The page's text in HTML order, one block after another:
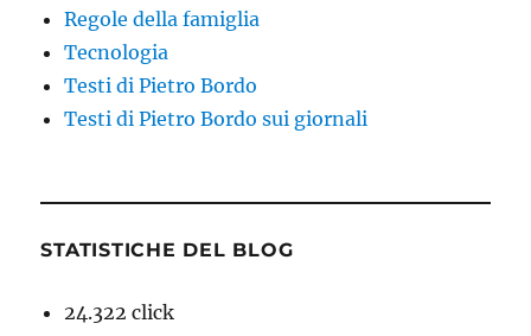
Regole della famiglia
Tecnologia
Testi di Pietro Bordo
Testi di Pietro Bordo sui giornali
STATISTICHE DEL BLOG
24.322 click